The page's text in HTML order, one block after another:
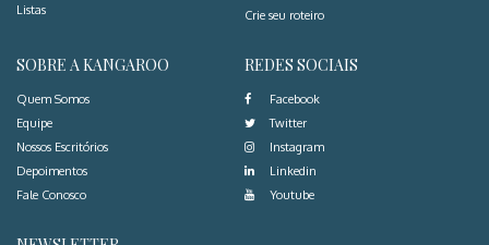
Listas
Crie seu roteiro
SOBRE A KANGAROO
Quem Somos
Equipe
Nossos Escritórios
Depoimentos
Fale Conosco
REDES SOCIAIS
Facebook
Twitter
Instagram
Linkedin
Youtube